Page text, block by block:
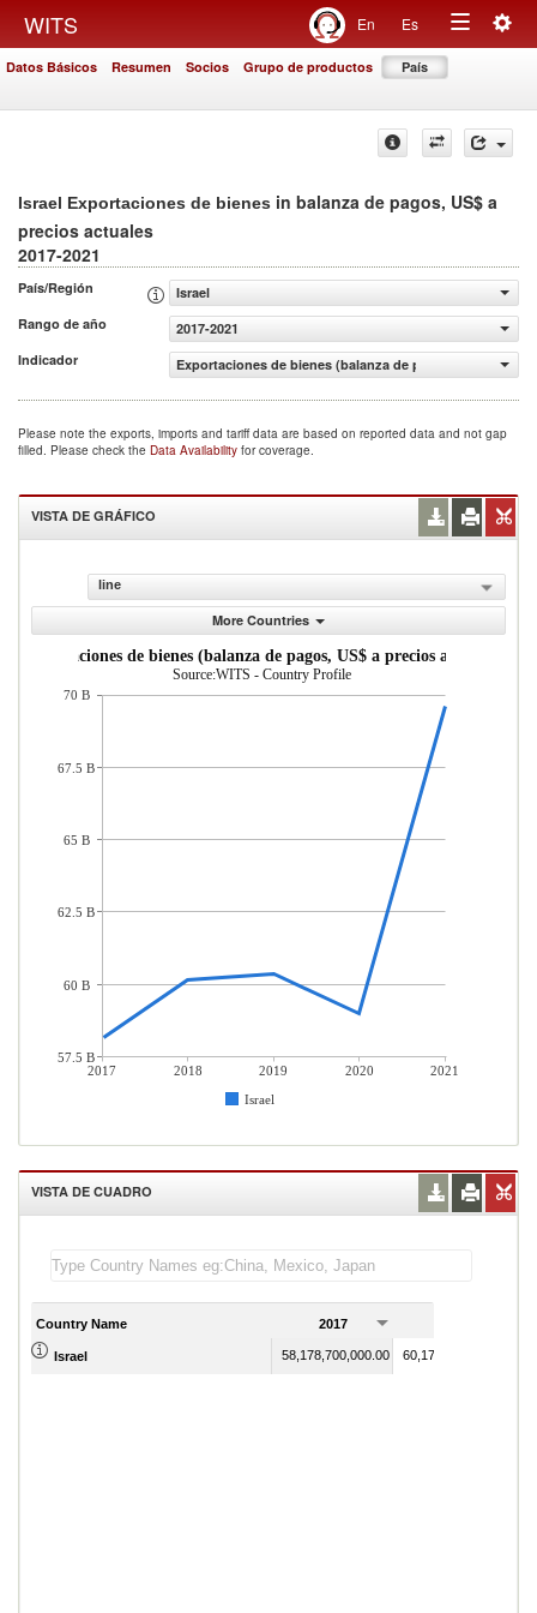
WITS En Es
Toggle
Datos Básicos Resumen Socios Grupo de productos País
Israel Exportaciones de bienes in balanza de pagos, US$ a
precios actuales
2017-2021
País/Región
Israel
Rango de año
2017-2021
Indicador
Exportaciones de bienes (balanza de pagos, US$ a
Please note the exports, imports and tariff data are based on reported data and not gap
filled. Please check the Data Availability for coverage.
VISTA DE GRÁFICO
line
More Countries
Exportaciones de bienes (balanza de pagos, US$ a precios actuales)
Source:WITS - Country Profile
2017 2018 2019 2020
2021
Israel
70 B
67.5 B
65 B
62.5 B
60 B
57.5 B
VISTA DE CUADRO
Country Name 2017
Israel 58,178,700,000.00 60,170,200,000.00